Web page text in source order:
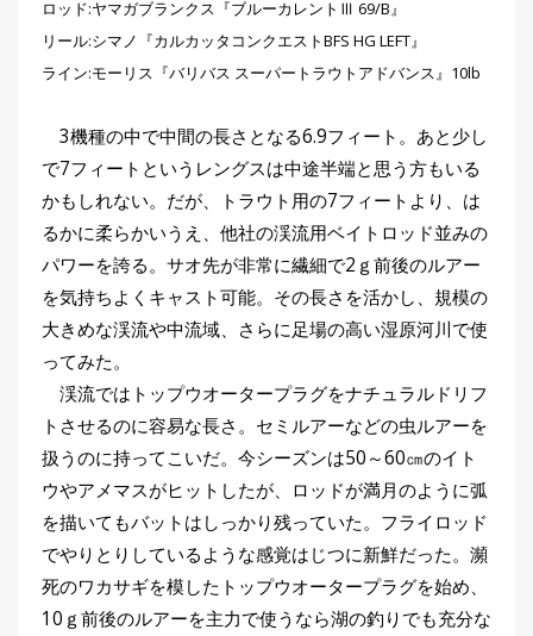
ロッド:ヤマガブランクス『ブルーカレントⅢ 69/B』
リール:シマノ『カルカッタコンクエストBFS HG LEFT』
ライン:モーリス『バリバス スーパートラウトアドバンス』10lb
3機種の中で中間の長さとなる6.9フィート。あと少し
で7フィートというレングスは中途半端と思う方もいる
かもしれない。だが、トラウト用の7フィートより、は
るかに柔らかいうえ、他社の渓流用ベイトロッド並みの
パワーを誇る。サオ先が非常に繊細で2ｇ前後のルアー
を気持ちよくキャスト可能。その長さを活かし、規模の
大きめな渓流や中流域、さらに足場の高い湿原河川で使
ってみた。
渓流ではトップウオータープラグをナチュラルドリフ
トさせるのに容易な長さ。セミルアーなどの虫ルアーを
扱うのに持ってこいだ。今シーズンは50～60㎝のイト
ウやアメマスがヒットしたが、ロッドが満月のように弧
を描いてもバットはしっかり残っていた。フライロッド
でやりとりしているような感覚はじつに新鮮だった。瀕
死のワカサギを模したトップウオータープラグを始め、
10ｇ前後のルアーを主力で使うなら湖の釣りでも充分な